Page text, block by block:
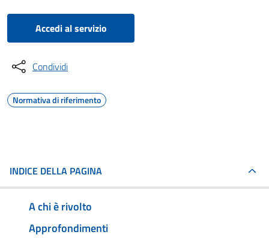
Accedi al servizio
Condividi
Normativa di riferimento
INDICE DELLA PAGINA
A chi è rivolto
Approfondimenti